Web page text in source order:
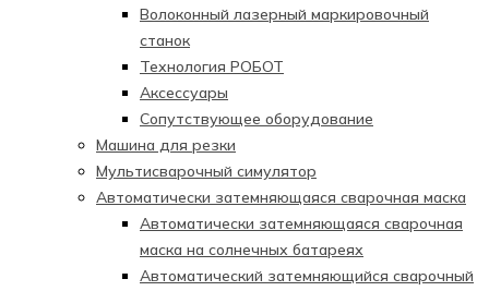
Волоконный лазерный маркировочный
станок
Технология РОБОТ
Аксессуары
Сопутствующее оборудование
Машина для резки
Мультисварочный симулятор
Автоматически затемняющаяся сварочная маска
Автоматически затемняющаяся сварочная
маска на солнечных батареях
Автоматический затемняющийся сварочный